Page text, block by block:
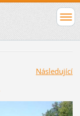
Následující